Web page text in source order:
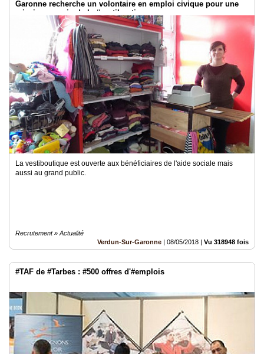
Garonne recherche un volontaire en emploi civique pour une
mission au sein de la #vestiboutique
La vestiboutique est ouverte aux bénéficiaires de l'aide sociale mais
aussi au grand public.
Recrutement » Actualité
Verdun-Sur-Garonne | 08/05/2018 | Vu 318948 fois
#TAF de #Tarbes : #500 offres d'#emplois